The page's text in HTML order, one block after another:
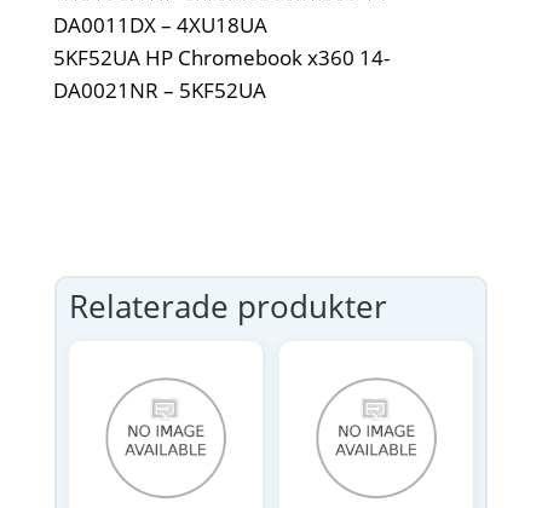
DA0011DX – 4XU18UA
5KF52UA HP Chromebook x360 14-
DA0021NR – 5KF52UA
Relaterade produkter